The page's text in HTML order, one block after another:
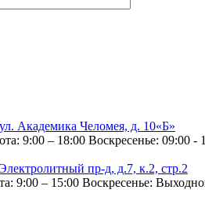
Академика Челомея, д. 10«Б»
9:00 – 18:00 Воскресенье: 09:00 -
пр-д, д.7, к.2, стр.2
9:00 – 15:00 Воскресенье: